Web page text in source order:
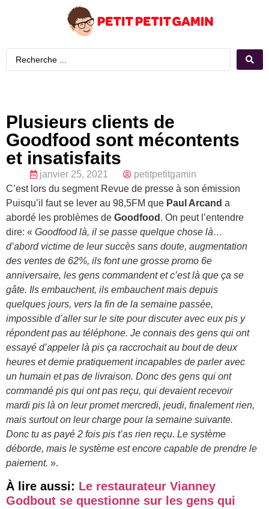
Plusieurs clients de
Goodfood sont mécontents
et insatisfaits
janvier 25, 2021
petitpetitgamin
C’est lors du segment Revue de presse à son émission
Puisqu’il faut se lever au 98,5FM que Paul Arcand a
abordé les problèmes de Goodfood . On peut l’entendre
dire: « Goodfood là, il se passe quelque chose là…
d’abord victime de leur succès sans doute, augmentation
des ventes de 62%, ils font une grosse promo 6e
anniversaire, les gens commandent et c’est là que ça se
gâte. Ils embauchent, ils embauchent mais depuis
quelques jours, vers la fin de la semaine passée,
impossible d’aller sur le site pour discuter avec eux pis y
répondent pas au téléphone. Je connais des gens qui ont
essayé d’appeler là pis ça raccrochait au bout de deux
heures et demie pratiquement incapables de parler avec
un humain et pas de livraison. Donc des gens qui ont
commandé pis qui ont pas reçu, qui devaient recevoir
mardi pis là on leur promet mercredi, jeudi, finalement rien,
mais surtout on leur charge pour la semaine suivante.
Donc tu as payé 2 fois pis t’as rien reçu. Le système
déborde, mais le système est encore capable de prendre le
paiement. ».
À lire aussi: Le restaurateur Vianney
Godbout se questionne sur les gens qui